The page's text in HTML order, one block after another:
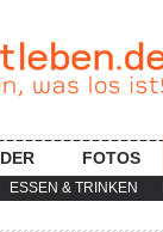
ESSEN & TRINKEN
FOTOS